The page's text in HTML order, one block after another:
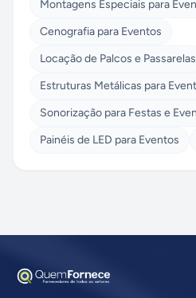
Montagens Especiais para
Cenografia para Eventos
Locação de Palcos e Passarelas
Estruturas Metálicas para
Sonorização para Festas e
Painéis de LED para Eventos